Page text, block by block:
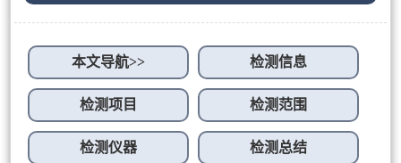
本文导航>> 检测信息
检测项目 检测范围
检测仪器 检测总结